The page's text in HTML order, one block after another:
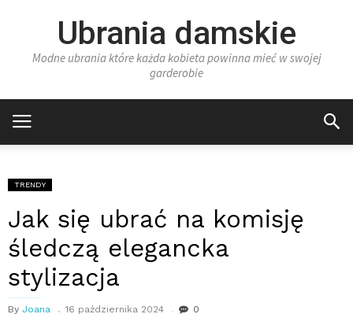
Ubrania damskie
Modne ubrania które każda kobieta powinna mieć w swojej
garderobie
TRENDY
Jak się ubrać na komisję
śledczą elegancka
stylizacja
By Joana 16 października 2024 0